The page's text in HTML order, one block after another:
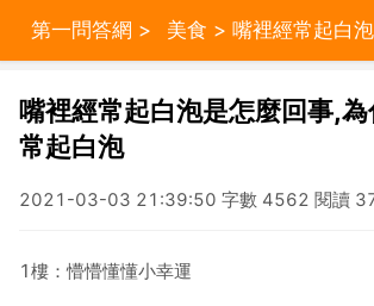
第一問答網 > 美食 > 嘴裡經常起白
什麼嘴裡經常起白泡
嘴裡經常起白泡是怎麼回事,
常起白泡
2021-03-03 21:39:50 字數 4562 閱讀
1樓：懵懵懂懂小幸運